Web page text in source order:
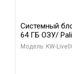
Системный
64 ГБ ОЗУ/
GDDR7 256bit
Модель: KW-